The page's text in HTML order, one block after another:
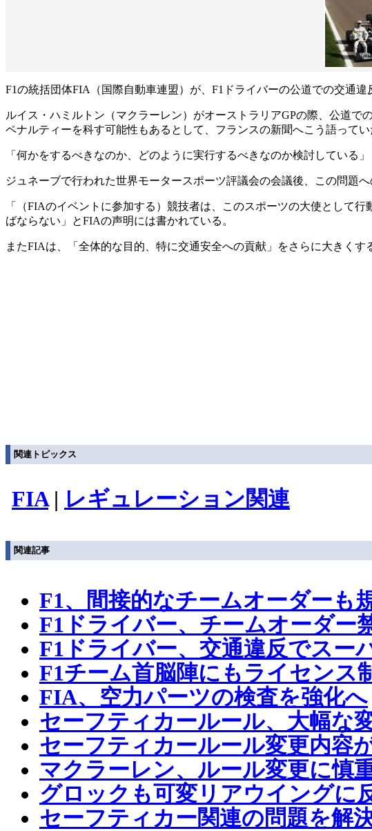
F1の統括団体FIA（国際自動車連盟）が、F1ドライバーの公道での交通違
ルイス・ハミルトン（マクラーレン）がオーストラリアGPの際、公道
ペナルティーを科す可能性もあるとして、フランスの新聞へこう語ってい
「何かをするべきなのか、どのように実行するべきなのか検討している」
ジュネーブで行われた世界モータースポーツ評議会の会議後、この問題
「（FIAのイベントに参加する）競技者は、このスポーツの大使として
ばならない」とFIAの声明には書かれている。
またFIAは、「全体的な目的、特に交通安全への貢献」をさらに大きく
関連トピックス
FIA| レギュレーション関連
関連記事
F1、間接的なチームオーダーも
F1ドライバー、チームオーダー
F1ドライバー、交通違反でスー
F1チーム首脳陣にもライセンス
FIA、空力パーツの検査を強化へ
セーフティカールール、大幅な
セーフティカールール変更内容
マクラーレン、ルール変更に慎
グロックも可変リアウイングに
セーフティカー関連の問題を解